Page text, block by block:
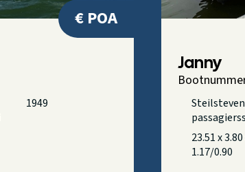
€ POA
1949
Janny
Steilsteven
23.51 x
1.17/0.90